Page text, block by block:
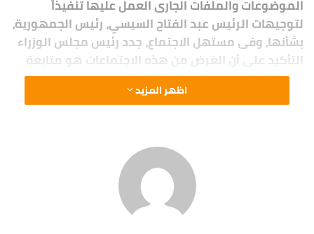
الموضوعات والملفات الجارى العمل عليها تنفيذاً
لتوجيهات الرئيس عبد الفتاح السيسي، رئيس الجمهورية،
بشأنها، وفى مستهل الاجتماع، جدد رئيس مجلس الوزراء
التأكيد على أن الغرض من هذه الاجتماعات هو متابعة
تنفيذ المشروعات الخدمية والتنموية في جميع
القطاعات بمدن وقرى المحافظات أولا بأول؛ لدفع العمل
الخدمات المقدمة للمواطنين، ولا سيما في ظل
الاهتمام المتزايد من القيادة السياسية بالإسراع
بمعدلات التنمية الشاملة في جميع محافظات الصعيد،
وخلال الاجتماع، قدم اللواء أشرف عطية، عرضاً أشار خلاله
اظهر المزيد